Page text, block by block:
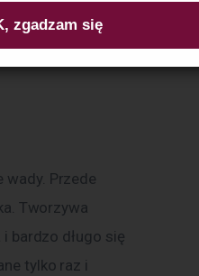
.
zgadzam się
co sprawia, że są
Przede
Tworzywa
bardzo długo się
tylko raz i